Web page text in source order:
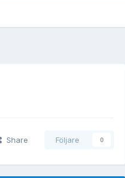
Share Följare 0